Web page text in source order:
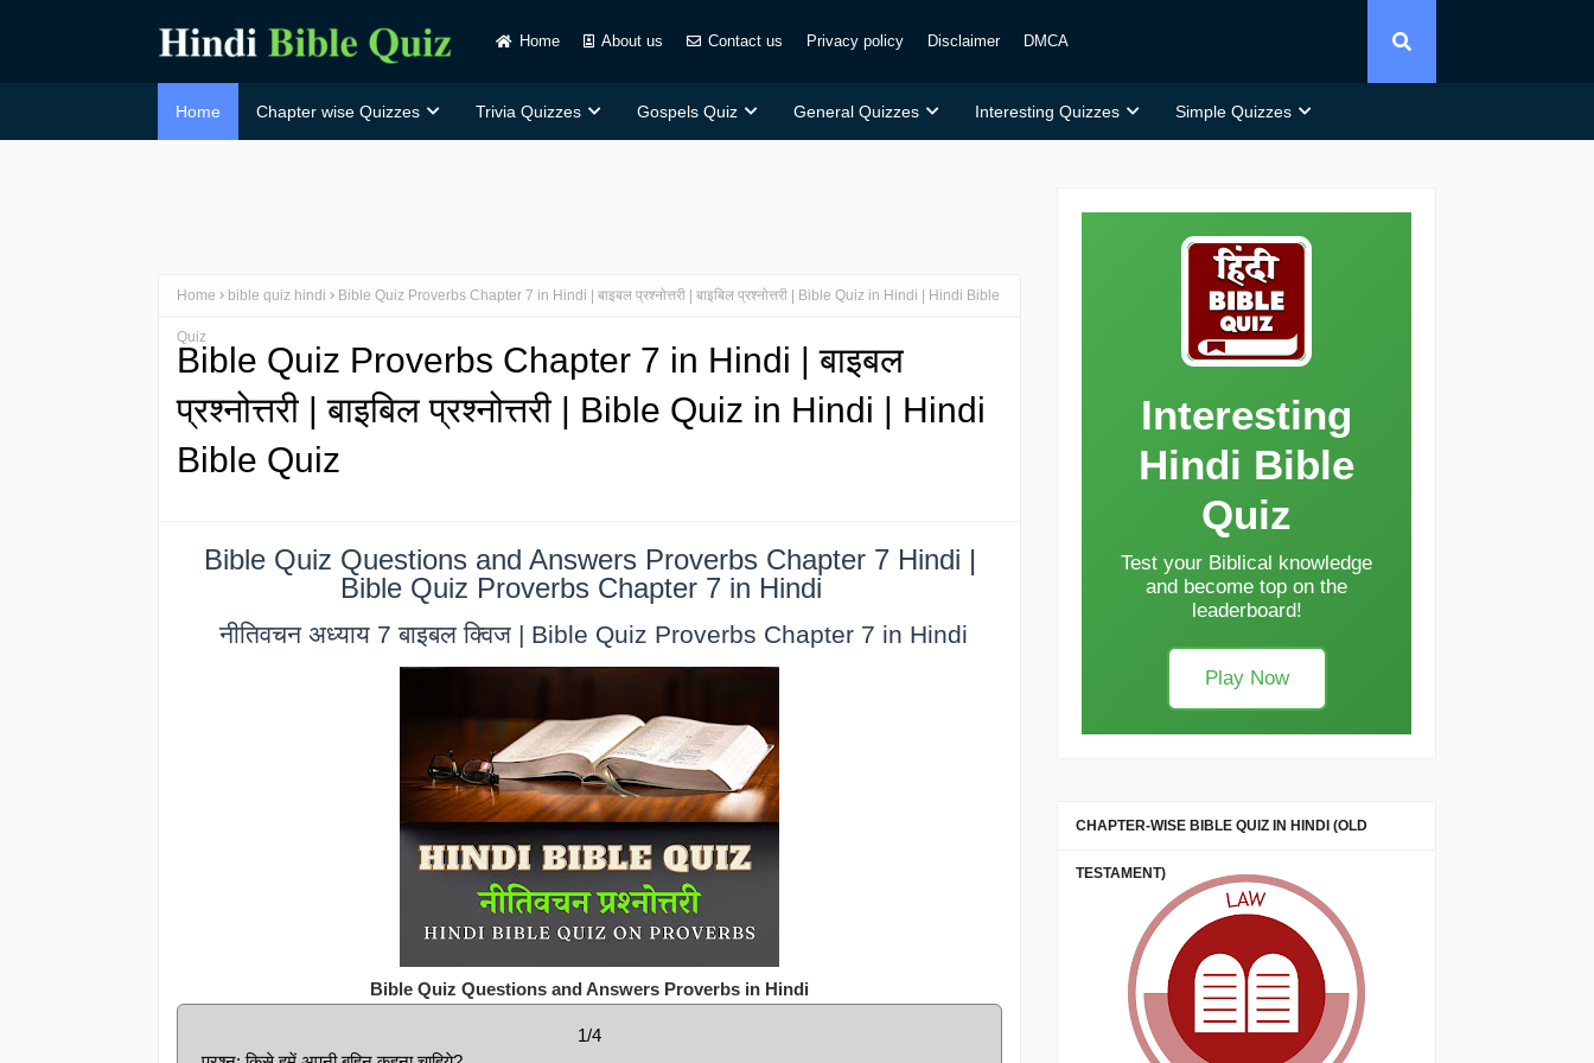
Home About us Contact us Privacy policy Disclaimer DMCA
Home Chapter wise Quizzes Trivia Quizzes Gospels Quiz General Quizzes Interesting Quizzes Simple Quizzes
Home bible quiz hindi Bible Quiz Proverbs Chapter 7 in Hindi | बाइबल प्रश्नोत्तरी | बाइबिल प्रश्नोत्तरी | Bible Quiz in Hindi | Hindi Bible
Quiz
Bible Quiz Proverbs Chapter 7 in Hindi | बाइबल
प्रश्नोत्तरी | बाइबिल प्रश्नोत्तरी | Bible Quiz in Hindi | Hindi
Bible Quiz
Bible Quiz Questions and Answers Proverbs Chapter 7 Hindi |
Bible Quiz Proverbs Chapter 7 in Hindi
नीतिवचन अध्याय 7 बाइबल क्विज | Bible Quiz Proverbs Chapter 7 in Hindi
Bible Quiz Questions and Answers Proverbs in Hindi
1/4
Interesting
Hindi Bible
Quiz
Test your Biblical knowledge
and become top on the
leaderboard!
Play Now
CHAPTER-WISE BIBLE QUIZ IN HINDI (OLD
TESTAMENT)